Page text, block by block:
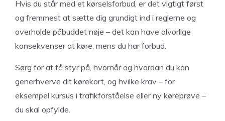
Hvis du står med et kørselsforbud, er det vigtigt først
og fremmest at sætte dig grundigt ind i reglerne og
overholde påbuddet nøje – det kan have alvorlige
konsekvenser at køre, mens du har forbud.
Sørg for at få styr på, hvornår og hvordan du kan
generhverve dit kørekort, og hvilke krav – for
eksempel kursus i trafikforståelse eller ny køreprøve –
du skal opfylde.